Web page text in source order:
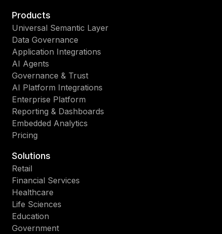
Products
Universal Semantic Layer
Data Governance
Application Integrations
AI Agents
Governance & Trust
AI Platform Integrations
Enterprise Platform
Reporting & Dashboards
Embedded Analytics
Pricing
Solutions
Retail
Financial Services
Healthcare
Life Sciences
Education
Government